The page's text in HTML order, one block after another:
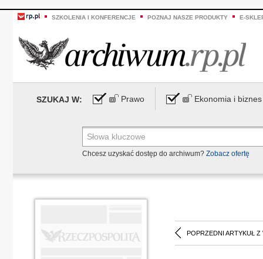
SZKOLENIA I KONFERENCJE POZNAJ NASZE PRODUKTY E-
SZUKAJ W: Prawo Ekonomia i biznes
Chcesz uzyskać dostęp do archiwum? Zobacz ofertę
POPRZEDNI ARTYKUŁ Z